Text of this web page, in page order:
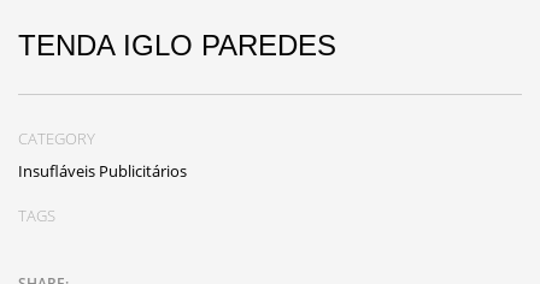
TENDA IGLO PAREDES
CATEGORY
Insufláveis Publicitários
TAGS